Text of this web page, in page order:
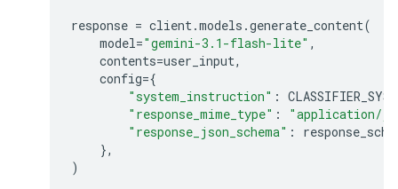
response = client.models .generate_content(
model="gemini-3.1-flash-lite" ,
contents=user_input,
config={
"system_instruction" :
"response_mime_type" :
"application/
"response_json_schema" :
},
)